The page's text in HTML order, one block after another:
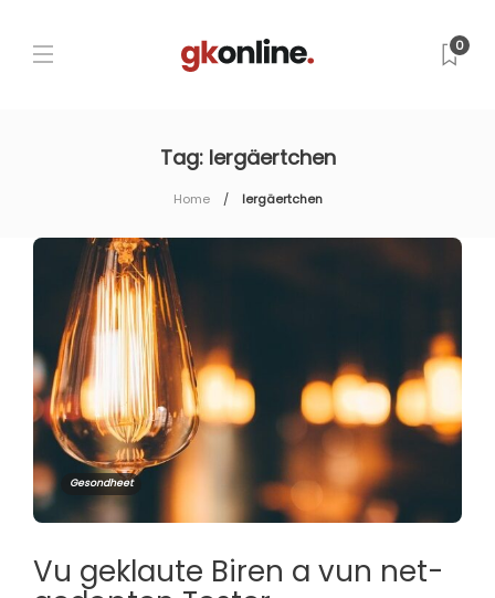
0
Tag: Iergäertchen
Home Iergäertchen
Gesondheet
Vu geklaute Biren a vun net-